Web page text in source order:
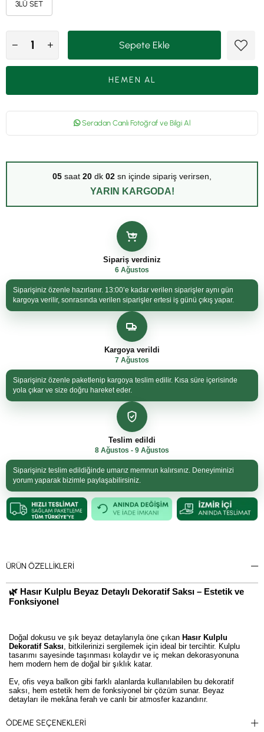
3LÜ SET
Seradan Canlı Fotoğraf ve Bilgi Al
05 saat 20 dk 01 sn içinde sipariş verirsen,
YARIN KARGODA!
Sipariş verdiniz
6 Ağustos
Siparişiniz özenle hazırlanır. 13:00’e kadar verilen siparişler aynı gün
kargoya verilir, sonrasında verilen siparişler ertesi iş günü çıkış yapar.
Kargoya verildi
7 Ağustos
Siparişiniz özenle paketlenip kargoya teslim edilir. Kısa süre içerisinde
yola çıkar ve size doğru hareket eder.
Teslim edildi
8 Ağustos - 9 Ağustos
Siparişiniz teslim edildiğinde umarız memnun kalırsınız. Deneyiminizi
yorum yaparak bizimle paylaşabilirsiniz.
ÜRÜN ÖZELLIKLERI
🌿 Hasır Kulplu Beyaz Detaylı Dekoratif Saksı – Estetik ve
Fonksiyonel
Doğal dokusu ve şık beyaz detaylarıyla öne çıkan Hasır Kulplu
Dekoratif Saksı, bitkilerinizi sergilemek için ideal bir tercihtir. Kulplu
tasarımı sayesinde taşınması kolaydır ve iç mekan dekorasyonuna
hem modern hem de doğal bir şıklık katar.
Ev, ofis veya balkon gibi farklı alanlarda kullanılabilen bu dekoratif
saksı, hem estetik hem de fonksiyonel bir çözüm sunar. Beyaz
detayları ile mekâna ferah ve canlı bir atmosfer kazandırır.
Hasır Kulplu Beyaz Detaylı Saksı Özellikleri:
ÖDEME SEÇENEKLERI